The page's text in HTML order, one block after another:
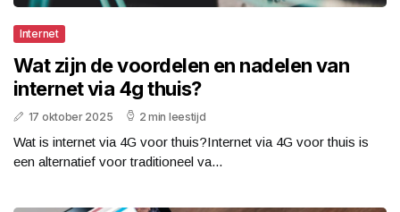
Internet
Wat zijn de voordelen en nadelen van
internet via 4g thuis?
17 oktober 2025 2 min leestijd
Wat is internet via 4G voor thuis?Internet via 4G voor thuis is
een alternatief voor traditioneel va...